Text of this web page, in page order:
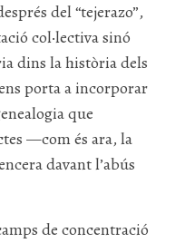
del “tejerazo”,
col·lectiva sinó
dins la història dels
porta a incorporar
que
—com és ara, la
davant l’abús
de concentració